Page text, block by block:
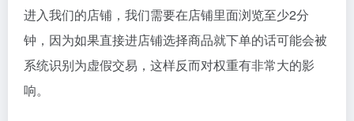
进入我们的店铺，我们需要在店铺里面浏览至少2分
钟，因为如果直接进店铺选择商品就下单的话可能会被
系统识别为虚假交易，这样反而对权重有非常大的影
响。